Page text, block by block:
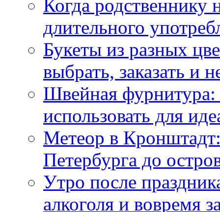
Когда
длительного
Букеты из разных
выбрать, заказать и
Швейная фурнитура:
использовать для
Метеор в
Петербурга до
Утро после
алкоголя и вовремя